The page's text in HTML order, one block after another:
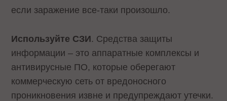
если заражение все-таки произошло.
Используйте СЗИ. Средства защиты
информации – это аппаратные комплексы и
антивирусные ПО, которые оберегают
коммерческую сеть от вредоносного
проникновения извне и предупреждают утечки.